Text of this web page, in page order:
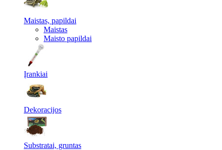
Maistas, papildai
Maistas
Maisto papildai
Įrankiai
Dekoracijos
Substratai, gruntas